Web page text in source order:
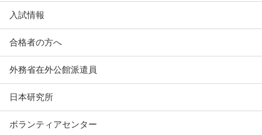
入試情報
合格者の方へ
外務省在外公館派遣員
日本研究所
ボランティアセンター